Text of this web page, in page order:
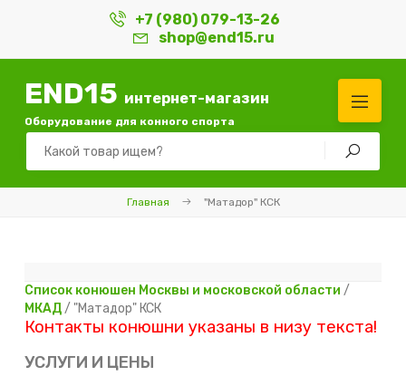
+7 (980) 079-13-26
shop@end15.ru
END15 интернет-магазин
Оборудование для конного спорта
Главная "Матадор" КСК
Список конюшен Москвы и московской области /
МКАД/ "Матадор" КСК
Контакты конюшни указаны в низу текста!
УСЛУГИ И ЦЕНЫ